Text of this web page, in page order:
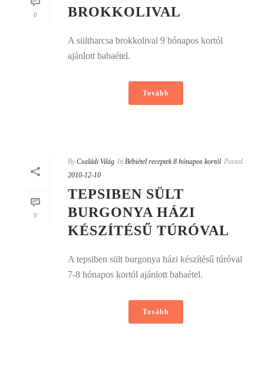
0
BROKKOLIVAL
A sültharcsa brokkolival 9 hónapos kortól
ajánlott babaétel.
Tovább
0
By Családi Világ In Bébiétel receptek 8 hónapos kortól Posted
2010-12-10
TEPSIBEN SÜLT
BURGONYA HÁZI
KÉSZÍTÉSŰ TÚRÓVAL
A tepsiben sült burgonya házi készítésű túróval
7-8 hónapos kortól ajánlott babaétel.
Tovább